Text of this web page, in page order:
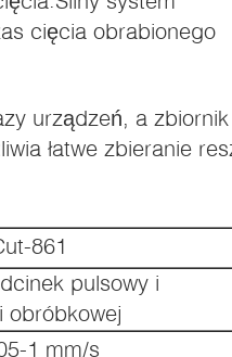
cięcia obrabionego
urządzeń, a zbiornik
łatwe zbieranie
861
pulsowy i
obróbkowej
1 mm/s